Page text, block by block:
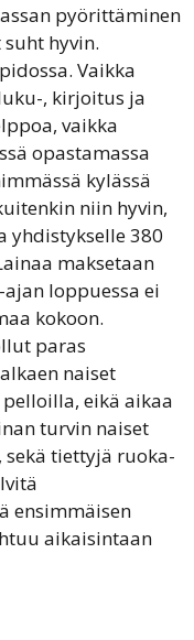
pyörittäminen
hyvin.
Vaikka
, kirjoitus ja
vaikka
opastamassa
kylässä
niin hyvin,
yhdistykselle 380
maksetaan
loppuessa ei
kokoon.
paras
naiset
eikä aikaa
turvin naiset
sekä tiettyjä ruoka-
ensimmäisen
aikaisintaan